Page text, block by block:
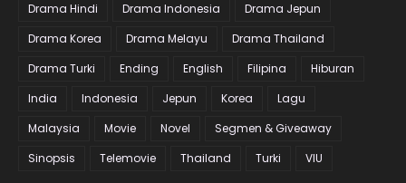
Drama Hindi
Drama Indonesia
Drama Jepun
Drama Korea
Drama Melayu
Drama Thailand
Drama Turki
Ending English Filipina
Hiburan
India
Indonesia Jepun Korea
Lagu
Malaysia
Movie Novel
Segmen & Giveaway
Sinopsis
Telemovie Thailand Turki VIU